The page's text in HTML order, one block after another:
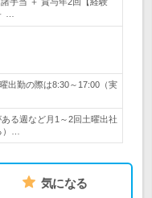
…
出勤の際は8:30～17:00（実
る週など月1～2回土曜出社
…
気になる